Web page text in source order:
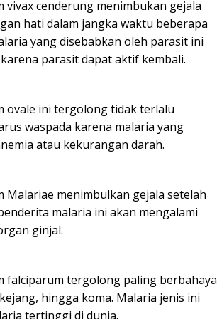
cenderung menimbukan gejala
hati dalam jangka waktu beberapa
yang disebabkan oleh parasit ini
parasit dapat aktif kembali.
ovale ini tergolong tidak terlalu
waspada karena malaria yang
atau kekurangan darah.
Malariae menimbulkan gejala setelah
malaria ini akan mengalami
ginjal.
falciparum tergolong paling berbahaya
hingga koma. Malaria jenis ini
tertinggi di dunia.